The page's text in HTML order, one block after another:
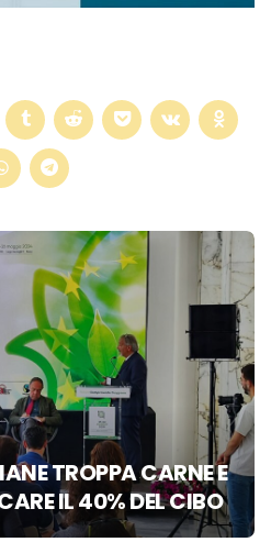
TROPPA CARNE E
IL 40% DEL CIBO